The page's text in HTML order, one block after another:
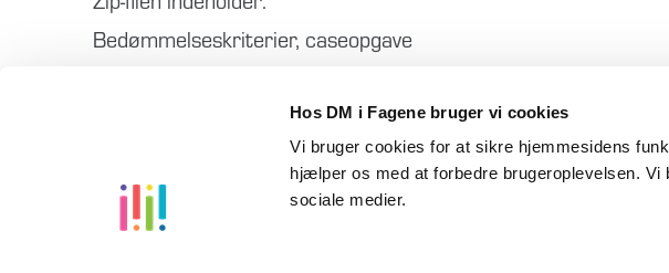
Hos DM i Fagene bruger vi cookies
Vi bruger cookies for at sikre hjemmesidens
hjælper os med at forbedre brugeroplevelsen.
sociale medier.
Bedømmelseskriterier, caseopgave